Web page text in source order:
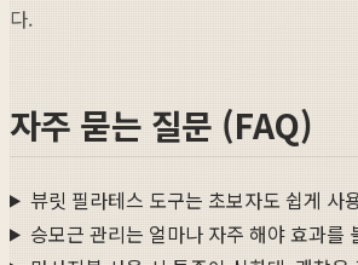
다.
자주 묻는 질문 (FAQ)
뷰릿 필라테스 도구는 초보자도 쉽게 사
승모근 관리는 얼마나 자주 해야 효과를